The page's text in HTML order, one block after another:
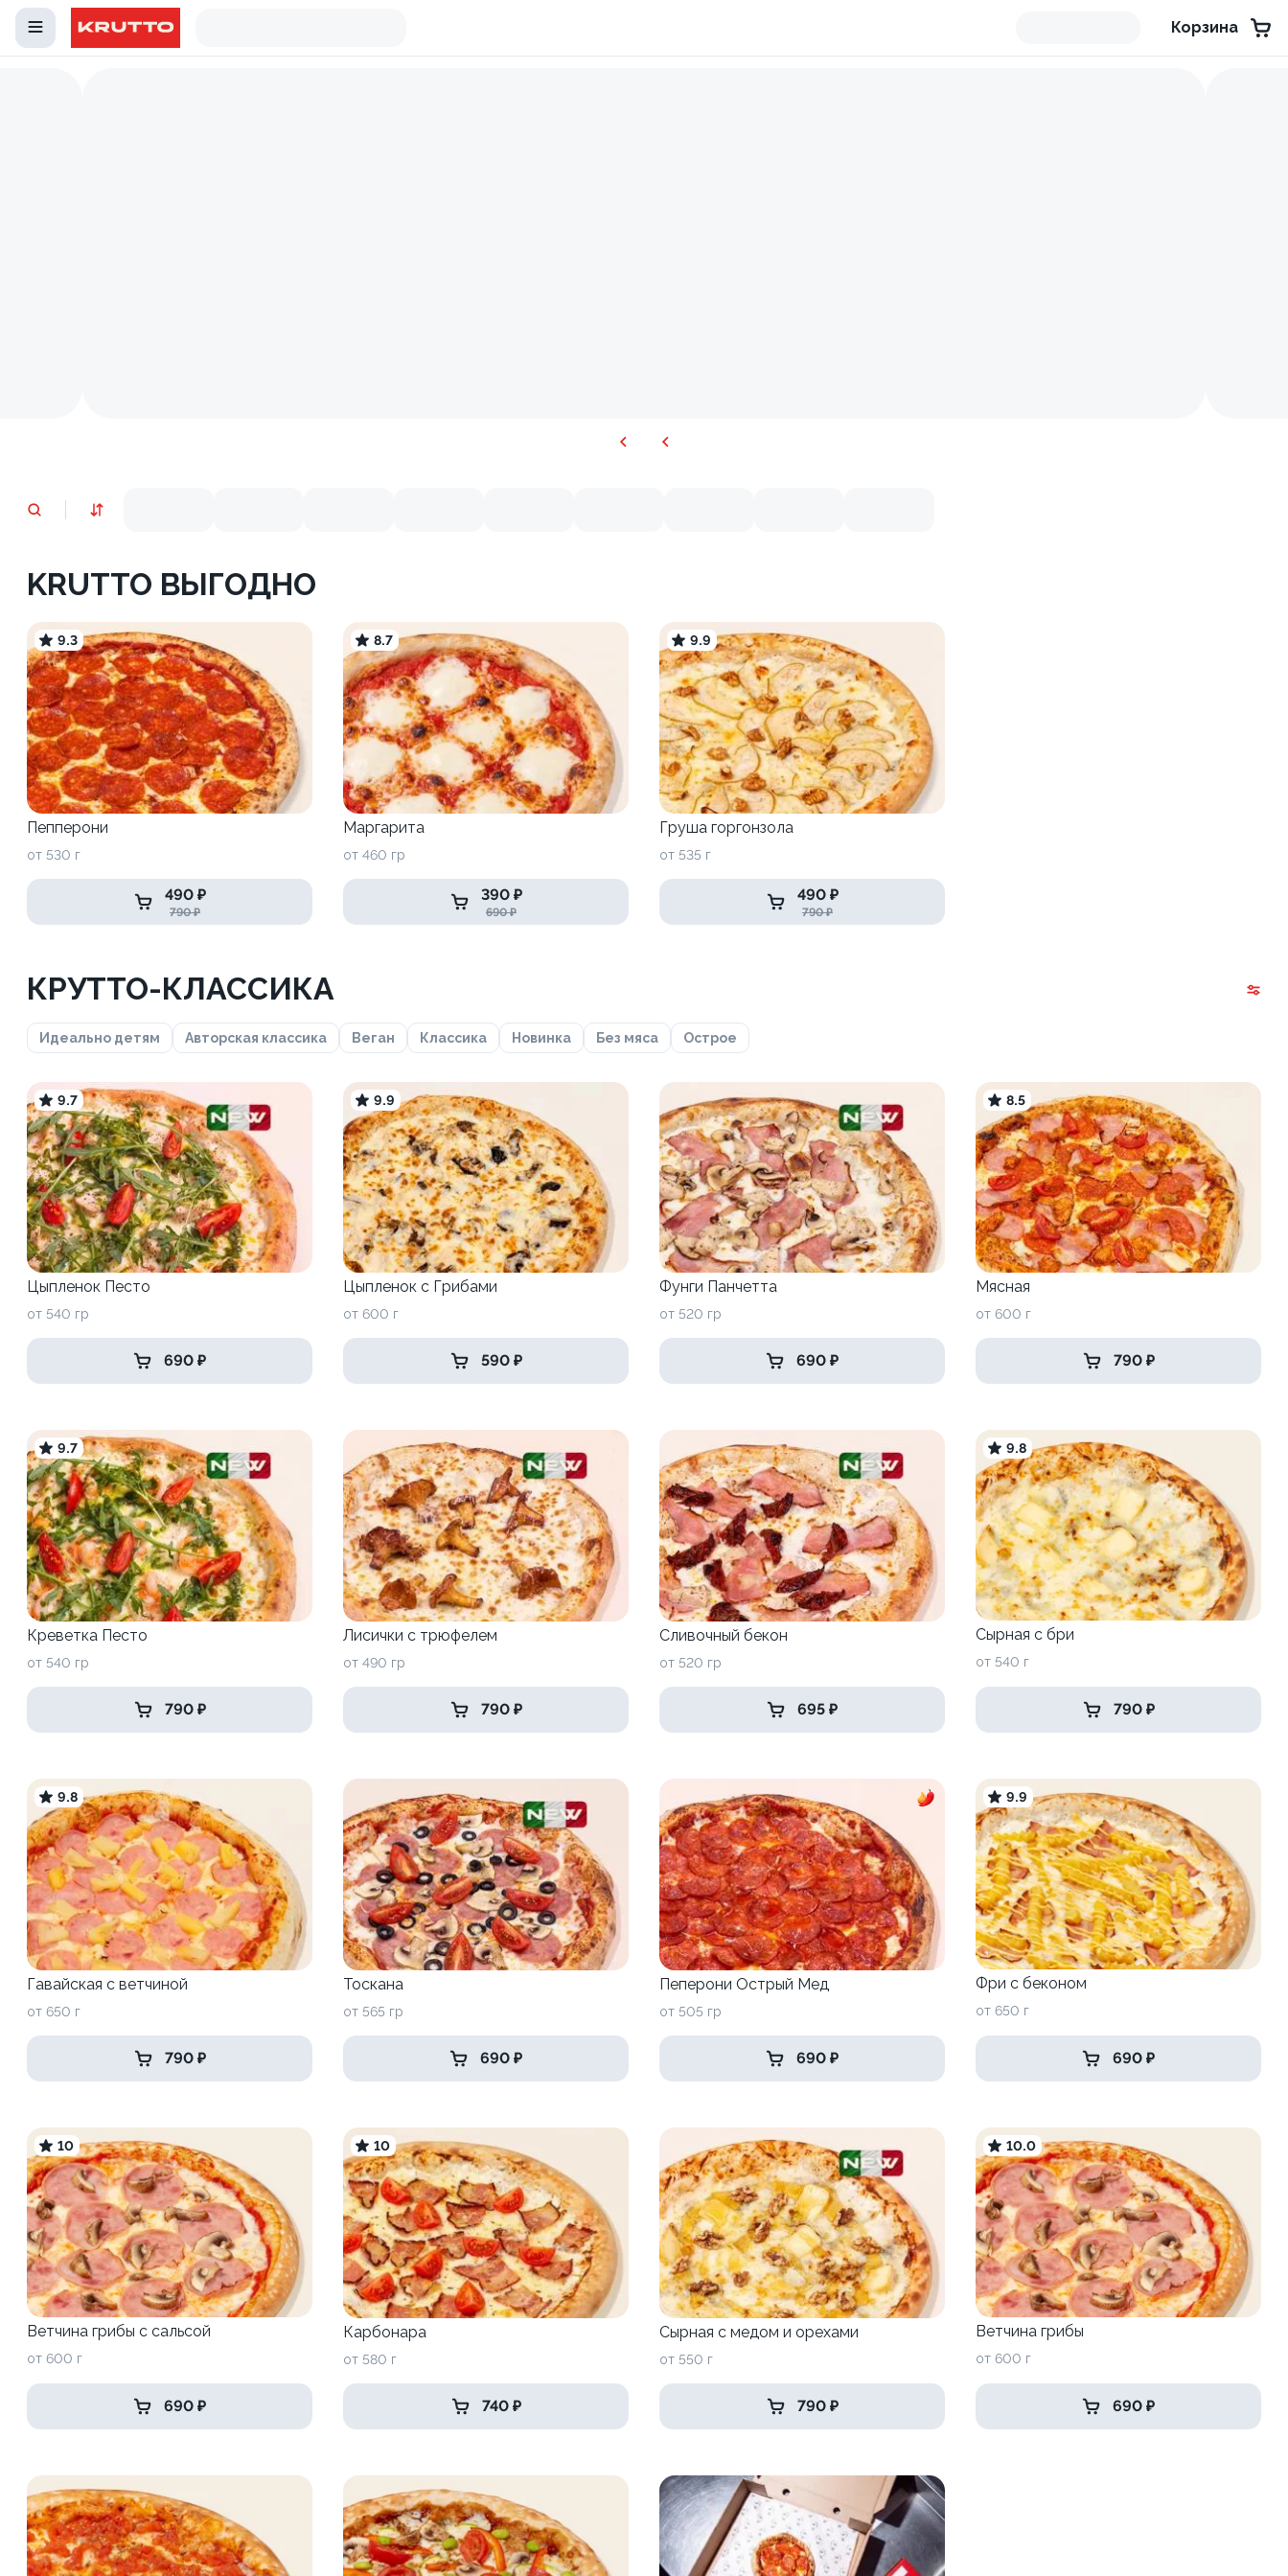
Корзина
KRUTTO ВЫГОДНО
9.3
Пепперони
от 530 г
490 ₽
790 ₽
8.7
Маргарита
от 460 гр
390 ₽
690 ₽
9.9
Груша горгонзола
от 535 г
490 ₽
790 ₽
КРУТТО-КЛАССИКА
Идеально детям Авторская классика Веган Классика Новинка Без мяса Острое
9.7
Цыпленок Песто
от 540 гр
690 ₽
9.9
Цыпленок с Грибами
от 600 г
590 ₽
Фунги Панчетта
от 520 гр
690 ₽
8.5
Мясная
от 600 г
790 ₽
9.7
Креветка Песто
от 540 гр
790 ₽
Лисички с трюфелем
от 490 гр
790 ₽
Сливочный бекон
от 520 гр
695 ₽
9.8
Сырная с бри
от 540 г
790 ₽
9.8
Гавайская c ветчиной
от 650 г
790 ₽
Тоскана
от 565 гр
690 ₽
Пеперони Острый Мед
от 505 гр
690 ₽
9.9
Фри с беконом
от 650 г
690 ₽
10
Ветчина грибы c сальсой
от 600 г
690 ₽
10
Карбонара
от 580 г
740 ₽
Сырная с медом и орехами
от 550 г
790 ₽
10.0
Ветчина грибы
от 600 г
690 ₽